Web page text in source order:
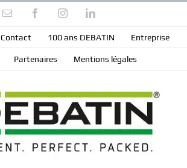
Email FacebookInstagramLinkedIn
Contact 100 ans DEBATIN Entreprise
Partenaires Mentions légales